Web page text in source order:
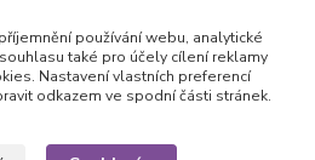
používání webu, analytické
také pro účely cílení reklamy
Nastavení vlastních preferencí
odkazem ve spodní části stránek.